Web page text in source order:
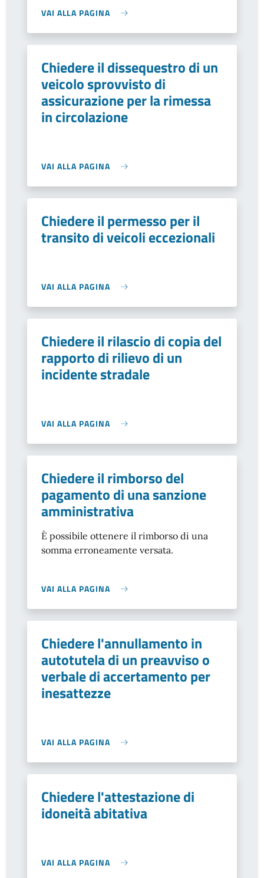
VAI ALLA PAGINA
Chiedere il dissequestro di un
veicolo sprovvisto di
assicurazione per la rimessa
in circolazione
VAI ALLA PAGINA
Chiedere il permesso per il
transito di veicoli eccezionali
VAI ALLA PAGINA
Chiedere il rilascio di copia del
rapporto di rilievo di un
incidente stradale
VAI ALLA PAGINA
Chiedere il rimborso del
pagamento di una sanzione
amministrativa
È possibile ottenere il rimborso di una
somma erroneamente versata.
VAI ALLA PAGINA
Chiedere l'annullamento in
autotutela di un preavviso o
verbale di accertamento per
inesattezze
VAI ALLA PAGINA
Chiedere l'attestazione di
idoneità abitativa
VAI ALLA PAGINA